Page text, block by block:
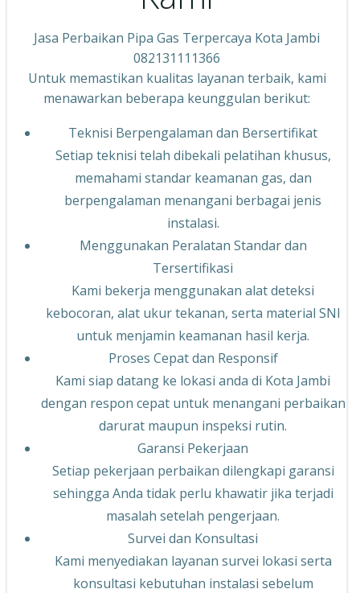
Jasa Perbaikan Pipa Gas Terpercaya Kota Jambi
082131111366
Untuk memastikan kualitas layanan terbaik, kami
menawarkan beberapa keunggulan berikut:
Teknisi Berpengalaman dan Bersertifikat
Setiap teknisi telah dibekali pelatihan khusus,
memahami standar keamanan gas, dan
berpengalaman menangani berbagai jenis
instalasi.
Menggunakan Peralatan Standar dan
Tersertifikasi
Kami bekerja menggunakan alat deteksi
kebocoran, alat ukur tekanan, serta material SNI
untuk menjamin keamanan hasil kerja.
Proses Cepat dan Responsif
Kami siap datang ke lokasi anda di Kota Jambi
dengan respon cepat untuk menangani perbaikan
darurat maupun inspeksi rutin.
Garansi Pekerjaan
Setiap pekerjaan perbaikan dilengkapi garansi
sehingga Anda tidak perlu khawatir jika terjadi
masalah setelah pengerjaan.
Survei dan Konsultasi
Kami menyediakan layanan survei lokasi serta
konsultasi kebutuhan instalasi sebelum